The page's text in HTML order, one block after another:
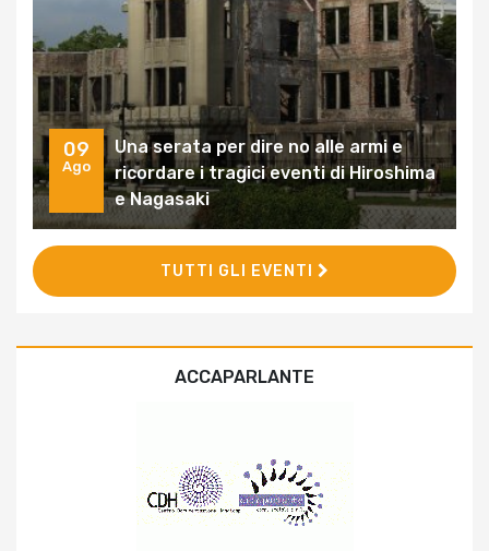
09
Ago
Una serata per dire no alle armi e
ricordare i tragici eventi di Hiroshima
e Nagasaki
TUTTI GLI EVENTI
ACCAPARLANTE